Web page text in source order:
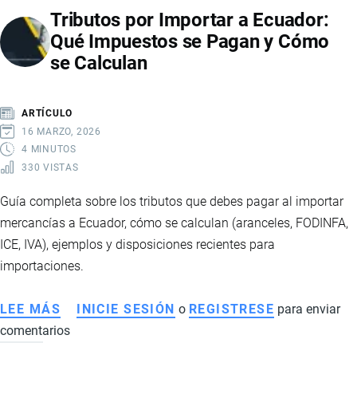
FAMILIAR
Y
ENVIAR
EL
EXTERIOR
SIN
Tributos por Importar a Ecuador:
Qué Impuestos se Pagan y Cómo
se Calculan
ARTÍCULO
16 MARZO, 2026
4 MINUTOS
330 VISTAS
Guía completa sobre los tributos que debes pagar al importar
mercancías a Ecuador, cómo se calculan (aranceles, FODINFA,
ICE, IVA), ejemplos y disposiciones recientes para
importaciones.
LEE MÁS SOBRE
TRIBUTOS
INICIE SESIÓN o REGISTRESE para enviar
comentarios